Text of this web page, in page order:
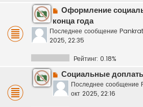
Оформление
конца года
Последнее сообщение
2025, 22:35
Рейтинг: 0.18%
Социальные
Последнее сообщение
окт 2025, 22:16